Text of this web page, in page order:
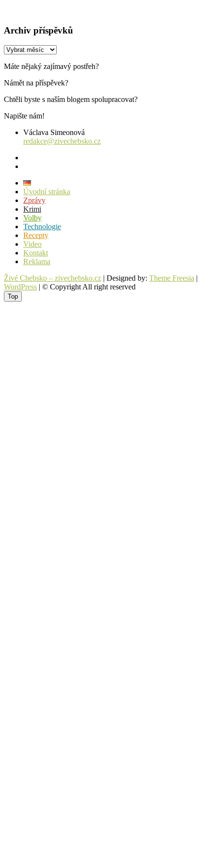
Archiv příspěvků
Archiv
Máte nějaký zajímavý postřeh?
Námět na příspěvek?
Chtěli byste s naším blogem spolupracovat?
Napište nám!
Václava Simeonová
redakce@zivechebsko.cz
Úvodní stránka
Zprávy
Krimi
Volby
Technologie
Recepty
Video
Kontakt
Reklama
Živé Chebsko – zivechebsko.cz | Designed by: Theme Freesia |
WordPress | © Copyright All right reserved
Top